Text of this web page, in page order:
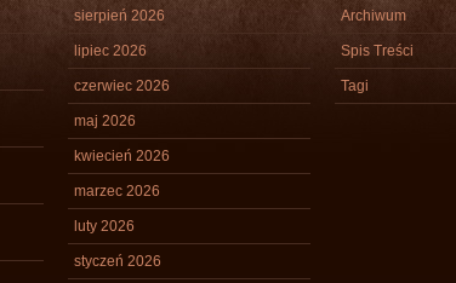
sierpień 2026
lipiec 2026
czerwiec 2026
maj 2026
kwiecień 2026
marzec 2026
luty 2026
styczeń 2026
Archiwum
Spis Treści
Tagi